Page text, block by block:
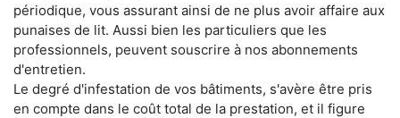
périodique, vous assurant ainsi de ne plus avoir affaire aux
punaises de lit. Aussi bien les particuliers que les
professionnels, peuvent souscrire à nos abonnements
d'entretien.
Le degré d'infestation de vos bâtiments, s'avère être pris
en compte dans le coût total de la prestation, et il figure